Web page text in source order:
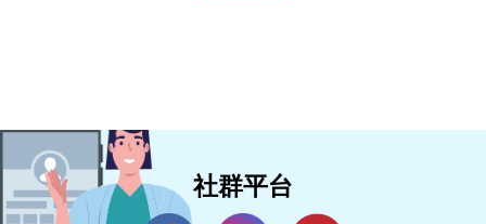
社群平台